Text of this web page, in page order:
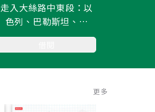
走入大絲路中東段：以
色列、巴勒斯坦、約
旦、黎巴嫩、敘利亞五
更多